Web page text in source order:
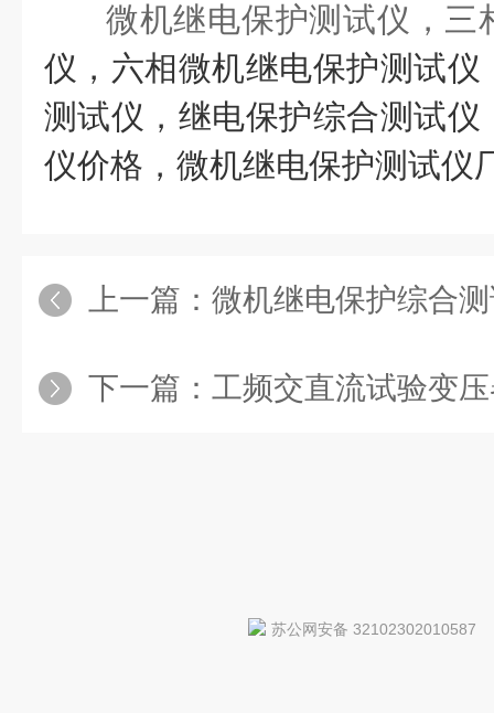
微机继电保护测试仪，三
仪，六相微机继电保护测试
测试仪，继电保护综合测试
仪价格，微机继电保护测试仪
上一篇： 微机继电保护综合
下一篇： 工频交直流试验变压器
苏公网安备 32102302010587